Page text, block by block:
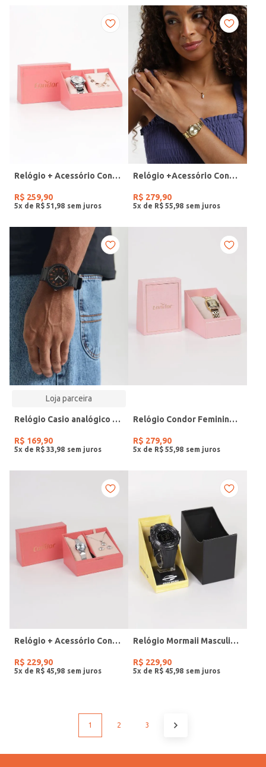
Relógio + Acessório Condor Feminino PRATA
R$ 259,90
5x de R$ 51 98
Relógio +Acessório Condor Feminino DOURADO
R$ 279,90
5x de R$ 55 98
Loja parceira
Relógio Casio analógico MW-240-4BVDF-SC
R$ 169,90
5x de R$ 33 98
Relógio Condor Feminino DOURADO
R$ 279,90
5x de R$ 55 98
Relógio + Acessório Condor Feminino PRATA
R$ 229,90
5x de R$ 45 98
Relógio Mormaii Masculino PRETO
R$ 229,90
5x de R$ 45 98
1 2 3